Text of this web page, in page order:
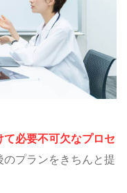
必要不可欠なプロセ
プランをきちんと提